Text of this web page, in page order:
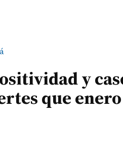
y
que enero